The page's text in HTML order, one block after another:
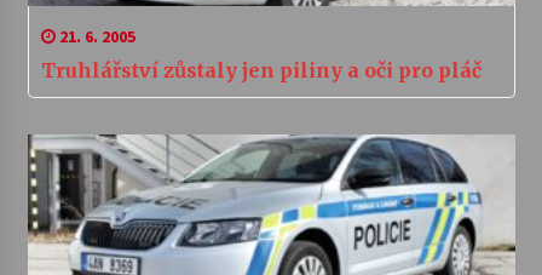
21. 6. 2005
Truhlářství zůstaly jen piliny a oči pro pláč